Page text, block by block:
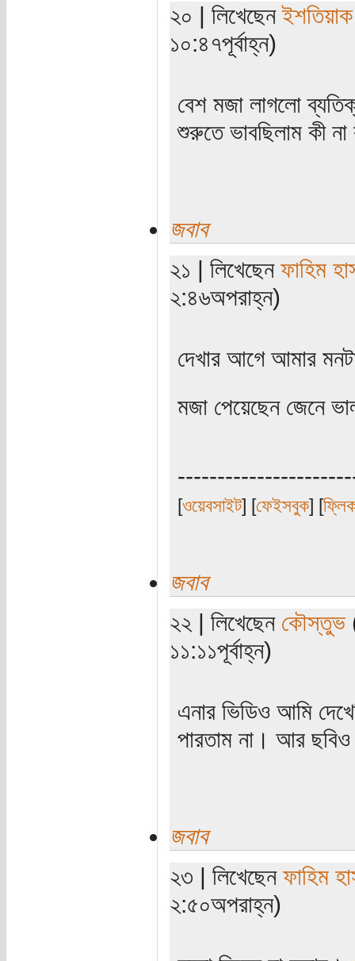
২০ | লিখেছেন
১০:৪৭পূর্বাহ্ন)
বেশ মজা লাগলো
শুরুতে ভাবছিলাম কী
জবাব
২১ | লিখেছেন ফাহিম
২:৪৬অপরাহ্ন)
দেখার আগে আমার
মজা পেয়েছেন জেনে
[ওয়েবসাইট] [ফেইসবুক] [
জবাব
২২ | লিখেছেন কৌস্তুভ
১১:১১পূর্বাহ্ন)
এনার ভিডিও আমি
পারতাম না। আর
জবাব
২৩ | লিখেছেন ফাহিম
২:৫০অপরাহ্ন)